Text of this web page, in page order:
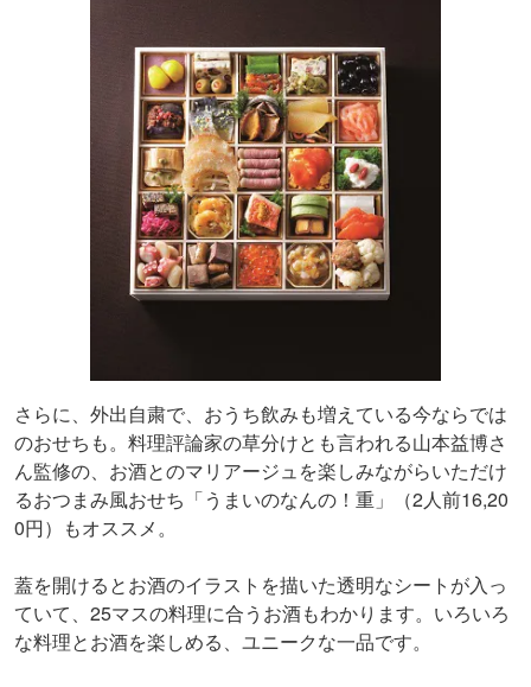
さらに、外出自粛で、おうち飲みも増えている今ならでは
のおせちも。料理評論家の草分けとも言われる山本益博さ
ん監修の、お酒とのマリアージュを楽しみながらいただけ
るおつまみ風おせち「うまいのなんの！重」（2人前16,20
0円）もオススメ。
蓋を開けるとお酒のイラストを描いた透明なシートが入っ
ていて、25マスの料理に合うお酒もわかります。いろいろ
な料理とお酒を楽しめる、ユニークな一品です。